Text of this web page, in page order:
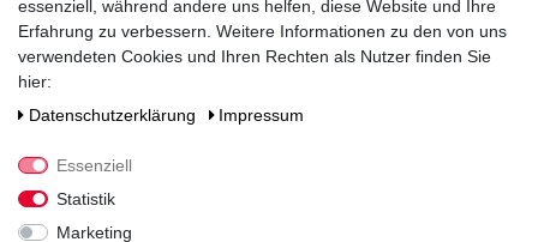
Zutaten / Allergene
enthält Sulfite
Hersteller / Importeur
Rotkäppchen-Mumm Sektkellereien GmbH, Sektkellereistraße 5,
D-06632 Freyburg/Unstrut
essenziell, während andere uns helfen, diese Website und Ihre
Erfahrung zu verbessern. Weitere Informationen zu den von uns
verwendeten Cookies und Ihren Rechten als Nutzer finden Sie
hier:
Daten­schutz­erklärung
Impressum
Essenziell
Statistik
Marketing